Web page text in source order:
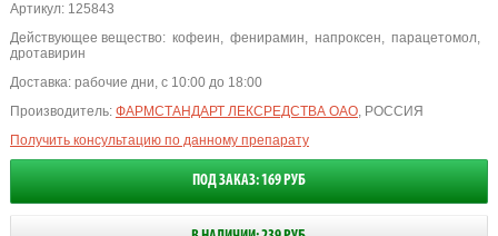
Артикул:125843
Действующее вещество: кофеин, фенирамин, напроксен, парацетомол,
дротавирин
Доставка: рабочие дни, с 10:00 до 18:00
Производитель: ФАРМСТАНДАРТ ЛЕКСРЕДСТВА ОАО, РОССИЯ
Получить консультацию по данному препарату
ПОД ЗАКАЗ: 169 РУБ